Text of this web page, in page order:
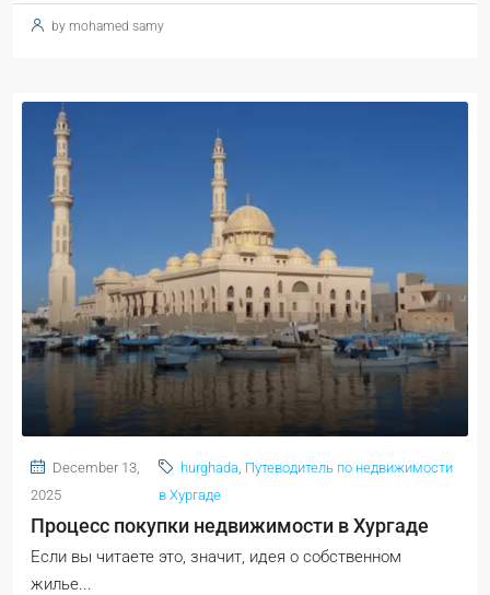
by mohamed samy
December 13,
2025
hurghada Путеводитель по недвижимости
в Хургаде
Процесс покупки недвижимости в Хургаде
Если вы читаете это, значит, идея о собственном
жилье...